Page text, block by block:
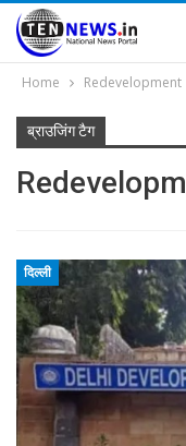
Home Redevelopment
ब्राउजिंग टैग
दिल्ली